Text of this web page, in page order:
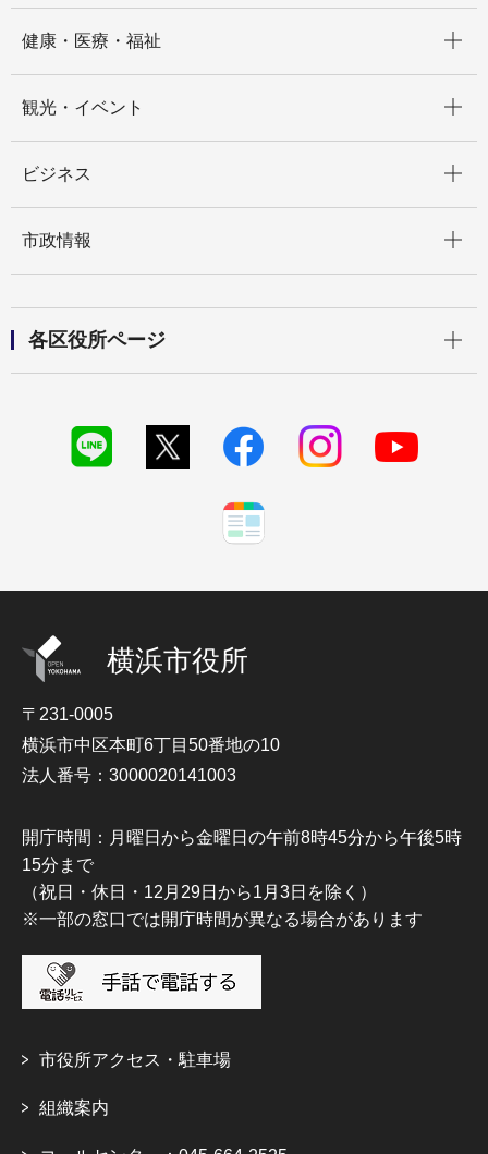
健康・医療・福祉
観光・イベント
ビジネス
市政情報
各区役所ページ
横浜市役所
〒231-0005
横浜市中区本町6丁目50番地の10
法人番号：3000020141003
開庁時間：月曜日から金曜日の午前8時45分から午後5時
15分まで
（祝日・休日・12月29日から1月3日を除く）
※一部の窓口では開庁時間が異なる場合があります
市役所アクセス・駐車場
組織案内